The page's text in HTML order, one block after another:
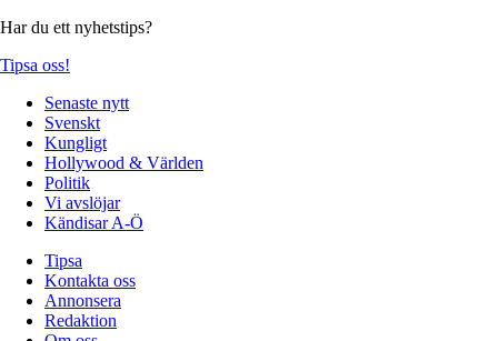
Har du ett nyhetstips?
Tipsa oss!
Senaste nytt
Svenskt
Kungligt
Hollywood & Världen
Politik
Vi avslöjar
Kändisar A-Ö
Tipsa
Kontakta oss
Annonsera
Redaktion